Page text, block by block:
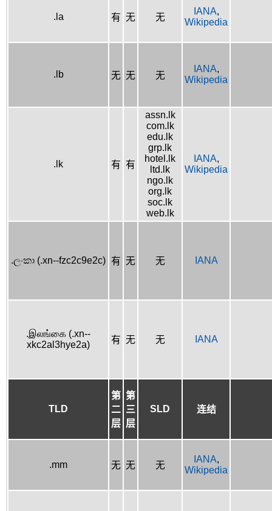
.la 有 无 无
IANA,
Wikipedia
.lb 无 无 无
IANA,
Wikipedia
.lk 有 有
assn.lk
com.lk
edu.lk
grp.lk
hotel.lk
ltd.lk
ngo.lk
org.lk
soc.lk
web.lk
IANA,
Wikipedia
.ලංකා (.xn--fzc2c9e2c) 有 无 无 IANA
.இலங்கை (.xn--
xkc2al3hye2a)
有 无 无 IANA
TLD
第
二
层
第
三
层
SLD 连结
.mm 无 无 无
IANA,
Wikipedia